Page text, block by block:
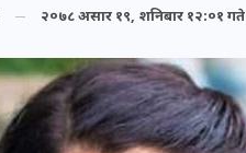
२०७८ असार १९, शनिबार १२:०१ गते